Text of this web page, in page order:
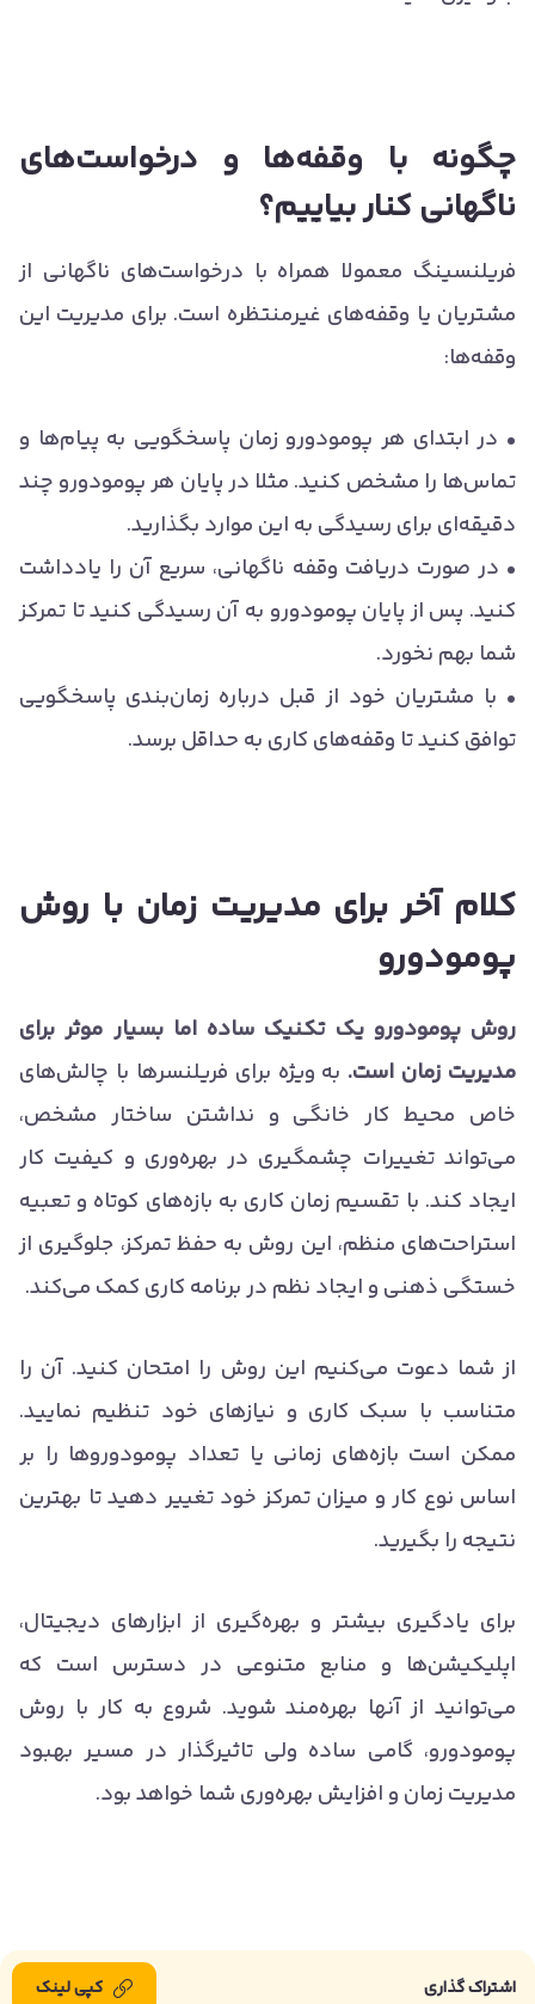
چگونه با وقفه‌ها و درخواست‌های
ناگهانی کنار بیاییم؟
فریلنسینگ معمولا همراه با درخواست‌های ناگهانی از
مشتریان یا وقفه‌های غیرمنتظره است. برای مدیریت این
وقفه‌ها:
• در ابتدای هر پومودورو زمان پاسخگویی به پیام‌ها و
تماس‌ها را مشخص کنید. مثلا در پایان هر پومودورو چند
دقیقه‌ای برای رسیدگی به این موارد بگذارید.
• در صورت دریافت وقفه ناگهانی، سریع آن را یادداشت
کنید. پس از پایان پومودورو به آن رسیدگی کنید تا تمرکز
شما بهم نخورد.
• با مشتریان خود از قبل درباره زمان‌بندی پاسخگویی
توافق کنید تا وقفه‌های کاری به حداقل برسد.
کلام آخر برای مدیریت زمان با روش
پومودورو
روش پومودورو یک تکنیک ساده اما بسیار موثر برای
مدیریت زمان است. به ویژه برای فریلنسرها با چالش‌های
خاص محیط کار خانگی و نداشتن ساختار مشخص،
می‌تواند تغییرات چشمگیری در بهره‌وری و کیفیت کار
ایجاد کند. با تقسیم زمان کاری به بازه‌های کوتاه و تعبیه
استراحت‌های منظم، این روش به حفظ تمرکز، جلوگیری از
خستگی ذهنی و ایجاد نظم در برنامه کاری کمک می‌کند.
از شما دعوت می‌کنیم این روش را امتحان کنید. آن را
متناسب با سبک کاری و نیازهای خود تنظیم نمایید.
ممکن است بازه‌های زمانی یا تعداد پومودوروها را بر
اساس نوع کار و میزان تمرکز خود تغییر دهید تا بهترین
نتیجه را بگیرید.
برای یادگیری بیشتر و بهره‌گیری از ابزارهای دیجیتال،
اپلیکیشن‌ها و منابع متنوعی در دسترس است که
می‌توانید از آنها بهره‌مند شوید. شروع به کار با روش
پومودورو، گامی ساده ولی تاثیرگذار در مسیر بهبود
مدیریت زمان و افزایش بهره‌وری شما خواهد بود.
اشتراک گذاری کپی لینک